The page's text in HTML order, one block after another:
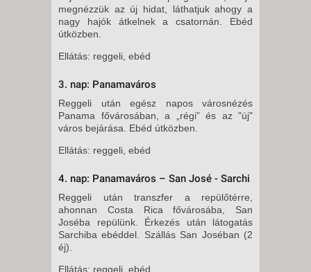
megnézzük az új hidat, láthatjuk ahogy a
nagy hajók átkelnek a csatornán. Ebéd
útközben.
Ellátás: reggeli, ebéd
3. nap: Panamaváros
Reggeli után egész napos városnézés
Panama fővárosában, a „régi” és az "új"
város bejárása. Ebéd útközben.
Ellátás: reggeli, ebéd
4. nap: Panamaváros – San José - Sarchi
Reggeli után transzfer a repülőtérre,
ahonnan Costa Rica fővárosába, San
Joséba repülünk. Érkezés után látogatás
Sarchiba ebéddel. Szállás San Joséban (2
éj).
Ellátás: reggeli, ebéd